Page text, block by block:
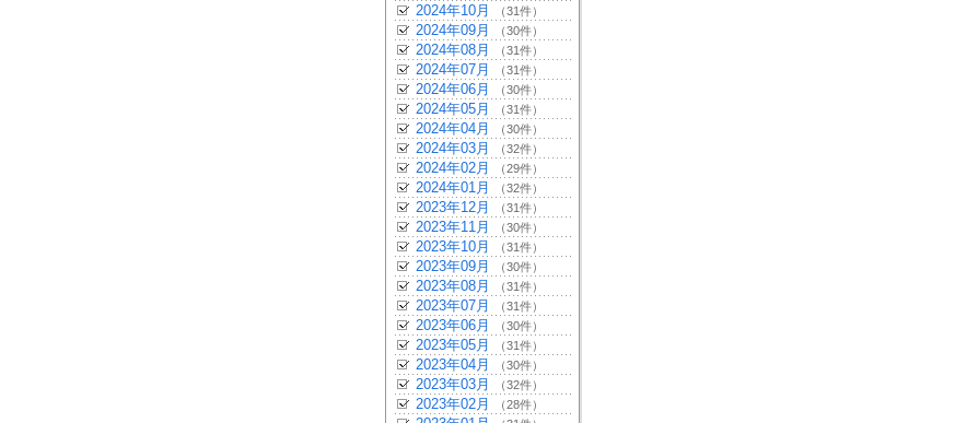
2024年10月 （31件）
2024年09月 （30件）
2024年08月 （31件）
2024年07月 （31件）
2024年06月 （30件）
2024年05月 （31件）
2024年04月 （30件）
2024年03月 （32件）
2024年02月 （29件）
2024年01月 （32件）
2023年12月 （31件）
2023年11月 （30件）
2023年10月 （31件）
2023年09月 （30件）
2023年08月 （31件）
2023年07月 （31件）
2023年06月 （30件）
2023年05月 （31件）
2023年04月 （30件）
2023年03月 （32件）
2023年02月 （28件）